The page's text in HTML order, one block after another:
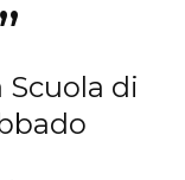
Scuola di